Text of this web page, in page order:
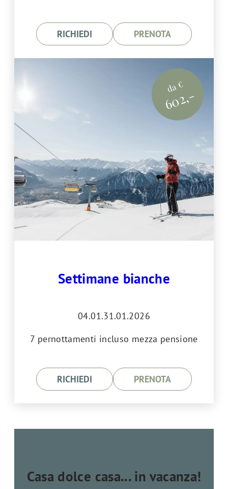
RICHIEDI PRENOTA
da €
602,-
Settimane bianche
04.01.31.01.2026
7 pernottamenti incluso mezza pensione
RICHIEDI PRENOTA
Casa dolce casa... in vacanza!